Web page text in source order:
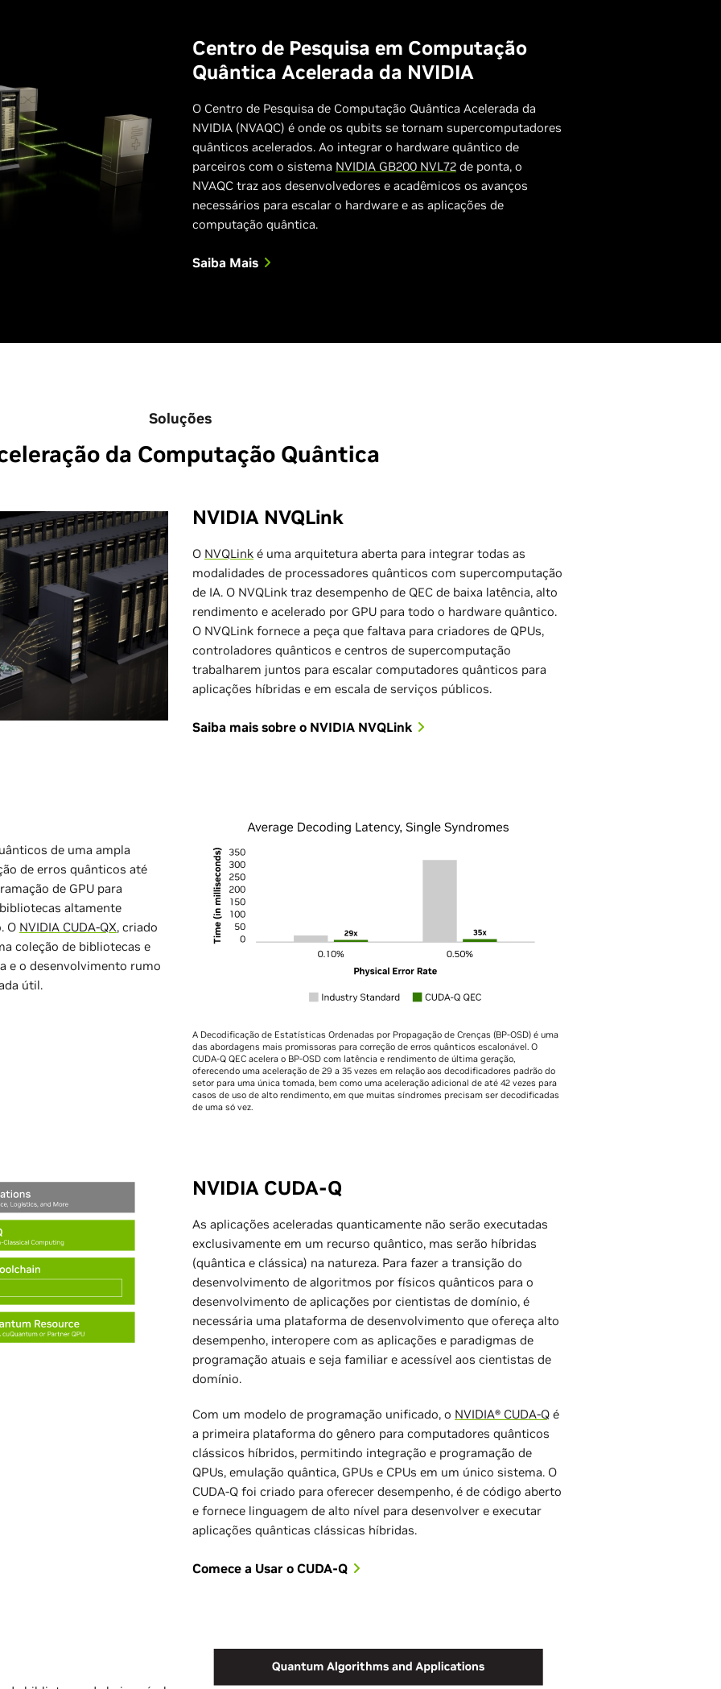
Centro de Pesquisa em Computação
Quântica Acelerada da NVIDIA
O Centro de Pesquisa de Computação Quântica Acelerada da
NVIDIA (NVAQC) é onde os qubits se tornam supercomputadores
quânticos acelerados. Ao integrar o hardware quântico de
parceiros com o sistema NVIDIA GB200 NVL72 de ponta, o
NVAQC traz aos desenvolvedores e acadêmicos os avanços
necessários para escalar o hardware e as aplicações de
computação quântica.
Saiba Mais
Soluções
da Computação Quântica
NVIDIA NVQLink
O NVQLink é uma arquitetura aberta para integrar todas as
modalidades de processadores quânticos com supercomputação
de IA. O NVQLink traz desempenho de QEC de baixa latência, alto
rendimento e acelerado por GPU para todo o hardware quântico.
O NVQLink fornece a peça que faltava para criadores de QPUs,
controladores quânticos e centros de supercomputação
trabalharem juntos para escalar computadores quânticos para
aplicações híbridas e em escala de serviços públicos.
Saiba mais sobre o NVIDIA NVQLink
de uma ampla
de erros quânticos até
de GPU para
altamente
O NVIDIA CUDA-QX, criado
coleção de bibliotecas e
e o desenvolvimento rumo
útil.
A Decodificação de Estatísticas Ordenadas por Propagação de Crenças (BP-OSD) é uma
das abordagens mais promissoras para correção de erros quânticos escalonável. O
CUDA-Q QEC acelera o BP-OSD com latência e rendimento de última geração,
oferecendo uma aceleração de 29 a 35 vezes em relação aos decodificadores padrão do
setor para uma única tomada, bem como uma aceleração adicional de até 42 vezes para
casos de uso de alto rendimento, em que muitas síndromes precisam ser decodificadas
de uma só vez.
NVIDIA CUDA-Q
As aplicações aceleradas quanticamente não serão executadas
exclusivamente em um recurso quântico, mas serão híbridas
(quântica e clássica) na natureza. Para fazer a transição do
desenvolvimento de algoritmos por físicos quânticos para o
desenvolvimento de aplicações por cientistas de domínio, é
necessária uma plataforma de desenvolvimento que ofereça alto
desempenho, interopere com as aplicações e paradigmas de
programação atuais e seja familiar e acessível aos cientistas de
domínio.
Com um modelo de programação unificado, o NVIDIA® CUDA-Q é
a primeira plataforma do gênero para computadores quânticos
clássicos híbridos, permitindo integração e programação de
QPUs, emulação quântica, GPUs e CPUs em um único sistema. O
CUDA-Q foi criado para oferecer desempenho, é de código aberto
e fornece linguagem de alto nível para desenvolver e executar
aplicações quânticas clássicas híbridas.
Comece a Usar o CUDA-Q